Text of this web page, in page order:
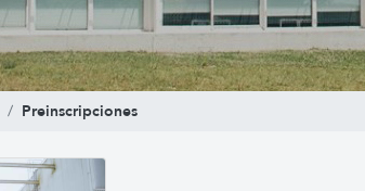
Preinscripciones